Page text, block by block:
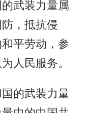
武装力量属
，抵抗侵
平劳动，参
人民服务。
的武装力量